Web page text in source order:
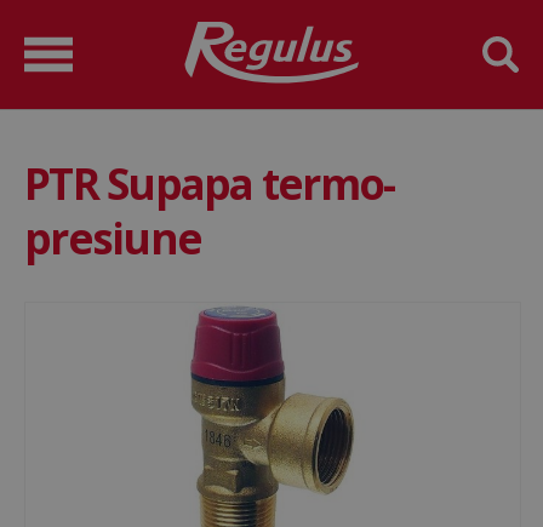
PTR Supapa termo-
presiune